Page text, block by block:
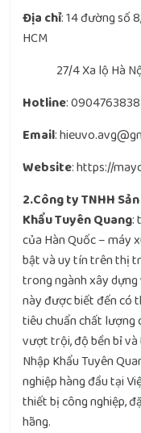
Địa chỉ: 14 đường số
HCM
27/4 Xa lộ Hà Nội,
Hotline: 0904763838
Email:
Website: https://
2.Công ty TNHH
Khẩu Tuyên Quang:
của Hàn Quốc – máy
bật và uy tín trên thị
trong ngành xây dựng
này được biết đến có
tiêu chuẩn chất lượng
vượt trội, độ bền bỉ
Nhập Khẩu Tuyên
nghiệp hàng đầu tại
thiết bị công nghiệp,
hãng.